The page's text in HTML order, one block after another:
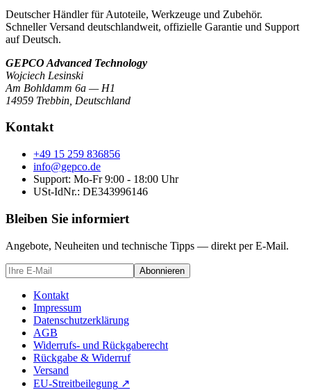
Deutscher Händler für Autoteile, Werkzeuge und Zubehör.
Schneller Versand deutschlandweit, offizielle Garantie und Support
auf Deutsch.
GEPCO Advanced Technology
Wojciech Lesinski
Am Bohldamm 6a — H1
14959 Trebbin Deutschland
Kontakt
+49 15 259 836856
info@gepco.de
Support: Mo-Fr 9:00 - 18:00 Uhr
USt-IdNr.: DE343996146
Bleiben Sie informiert
Angebote, Neuheiten und technische Tipps — direkt per E-Mail.
Abonnieren
Kontakt
Impressum
Datenschutzerklärung
AGB
Widerrufs- und Rückgaberecht
Rückgabe & Widerruf
Versand
EU-Streitbeilegung ↗